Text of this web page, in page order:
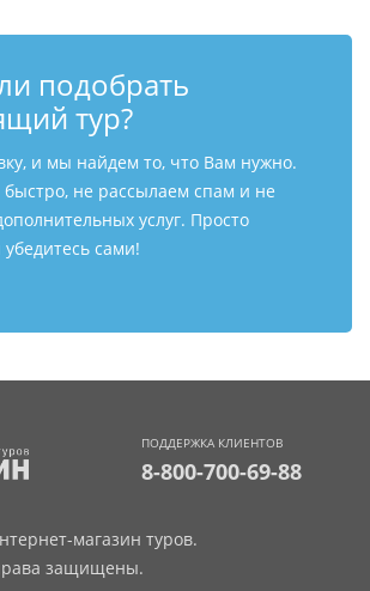
подобрать
тур?
и мы найдем то, что Вам нужно.
не рассылаем спам и не
услуг. Просто
сами!
ПОДДЕРЖКА КЛИЕНТОВ
8-800-700-69-88
магазин туров.
защищены.